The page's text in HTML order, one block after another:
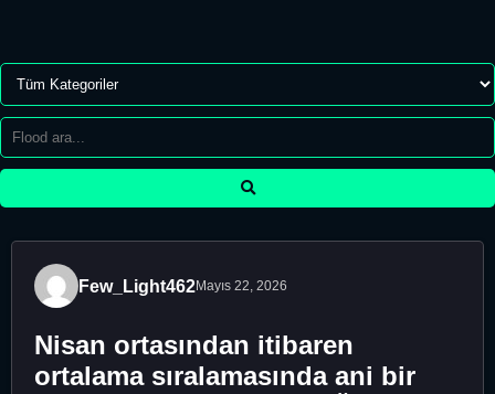
Few_Light462Mayıs 22, 2026
Nisan ortasından itibaren
ortalama sıralamasında ani bir